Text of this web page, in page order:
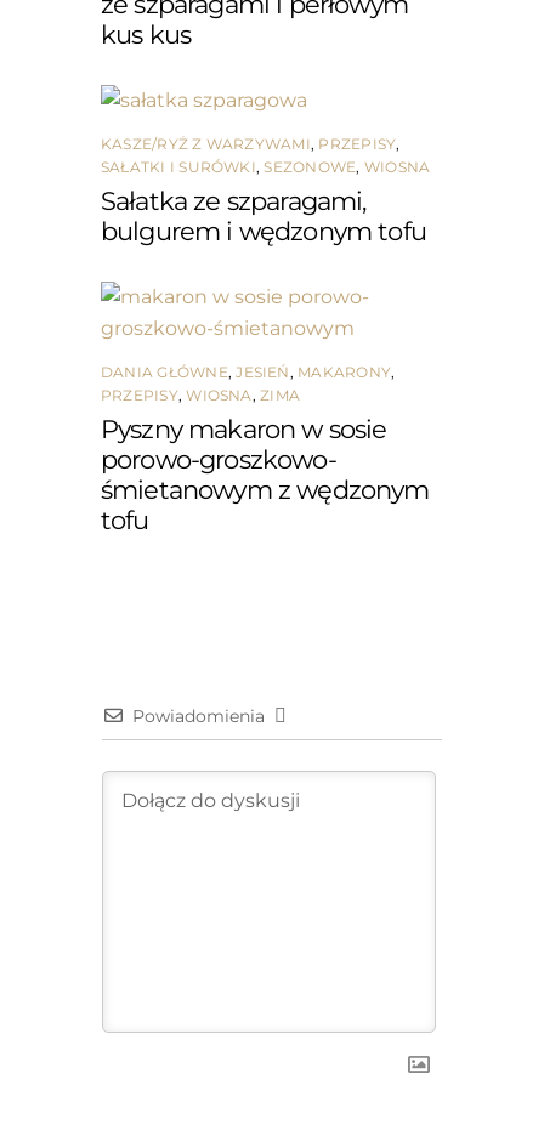
kus kus
KASZE/RYŻ Z WARZYWAMI, PRZEPISY,
SAŁATKI I SURÓWKI,SEZONOWE, WIOSNA
Sałatka ze szparagami,
bulgurem i wędzonym tofu
DANIA GŁÓWNE,JESIEŃ , MAKARONY,
PRZEPISY,WIOSNA , ZIMA
Pyszny makaron w sosie
porowo-groszkowo-
śmietanowym z wędzonym
tofu
Powiadomienia